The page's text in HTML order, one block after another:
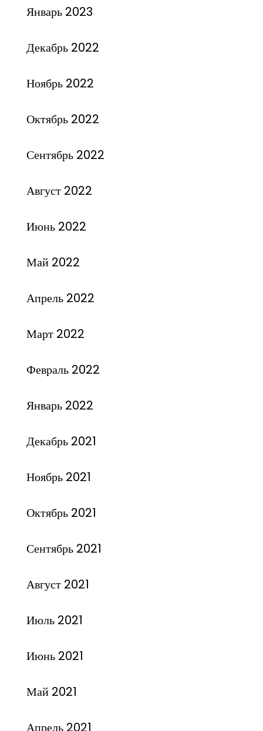
Январь 2023
Декабрь 2022
Ноябрь 2022
Октябрь 2022
Сентябрь 2022
Август 2022
Июнь 2022
Май 2022
Апрель 2022
Март 2022
Февраль 2022
Январь 2022
Декабрь 2021
Ноябрь 2021
Октябрь 2021
Сентябрь 2021
Август 2021
Июль 2021
Июнь 2021
Май 2021
Апрель 2021